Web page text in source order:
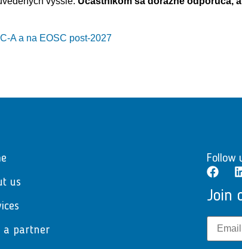
A a na EOSC post-2027
us
a partner
Follow
Join